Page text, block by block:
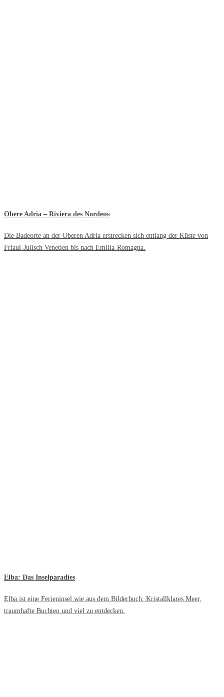
Obere Adria – Riviera des Nordens
Die Badeorte an der Oberen Adria erstrecken sich entlang der Küste von
Friaul-Julisch Venetien bis nach Emilia-Romagna.
Elba: Das Inselparadies
Elba ist eine Ferieninsel wie aus dem Bilderbuch: Kristallklares Meer,
traumhafte Buchten und viel zu entdecken.